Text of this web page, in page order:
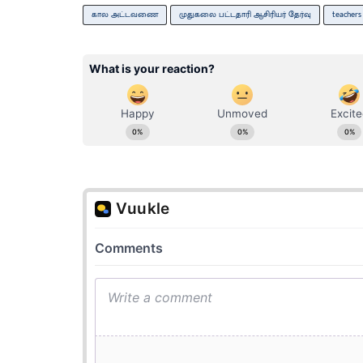
கால அட்டவணை முதுகலை பட்டதாரி ஆசிரியர் தேர்வு